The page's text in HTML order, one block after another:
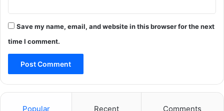
Save my name, email, and website in this browser for the next
time I comment.
Popular Recent Comments